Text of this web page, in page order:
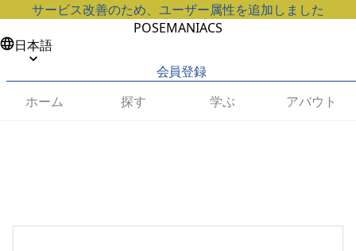
サービス改善のため、ユーザー属性を追加しました
POSEMANIACS
日本語
会員登録
ホーム
探す 学ぶ アバウト